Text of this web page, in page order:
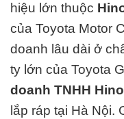
hiệu lớn thuộc
của Toyota Motor
doanh lâu dài ở
ty lớn của Toyota
doanh TNHH
lắp ráp tại Hà Nội.